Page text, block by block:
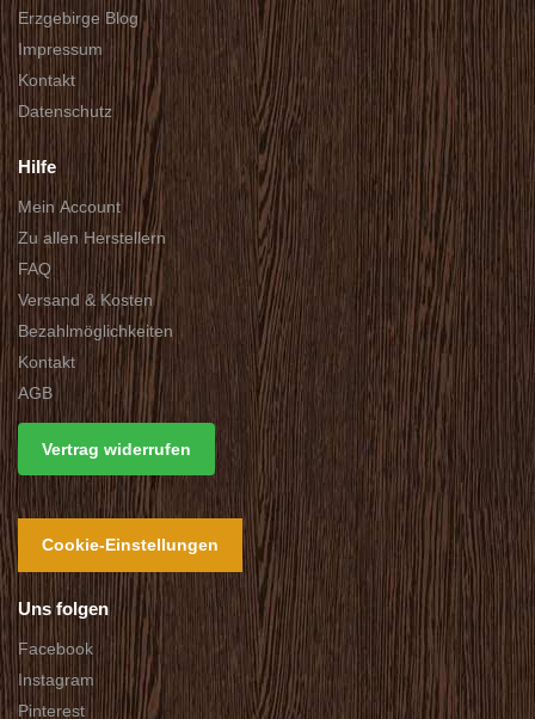
Erzgebirge Blog
Impressum
Kontakt
Datenschutz
Hilfe
Mein Account
Zu allen Herstellern
FAQ
Versand & Kosten
Bezahlmöglichkeiten
Kontakt
AGB
Vertrag widerrufen
Cookie-Einstellungen
Uns folgen
Facebook
Instagram
Pinterest